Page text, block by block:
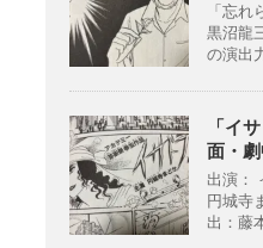
「忘れ
黒沼龍
の演出
「イ
面・
出演：
円城寺
出：藤